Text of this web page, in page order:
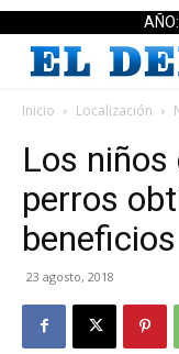
Inicio Localización
Los niños
perros
beneficios
23 agosto, 2018